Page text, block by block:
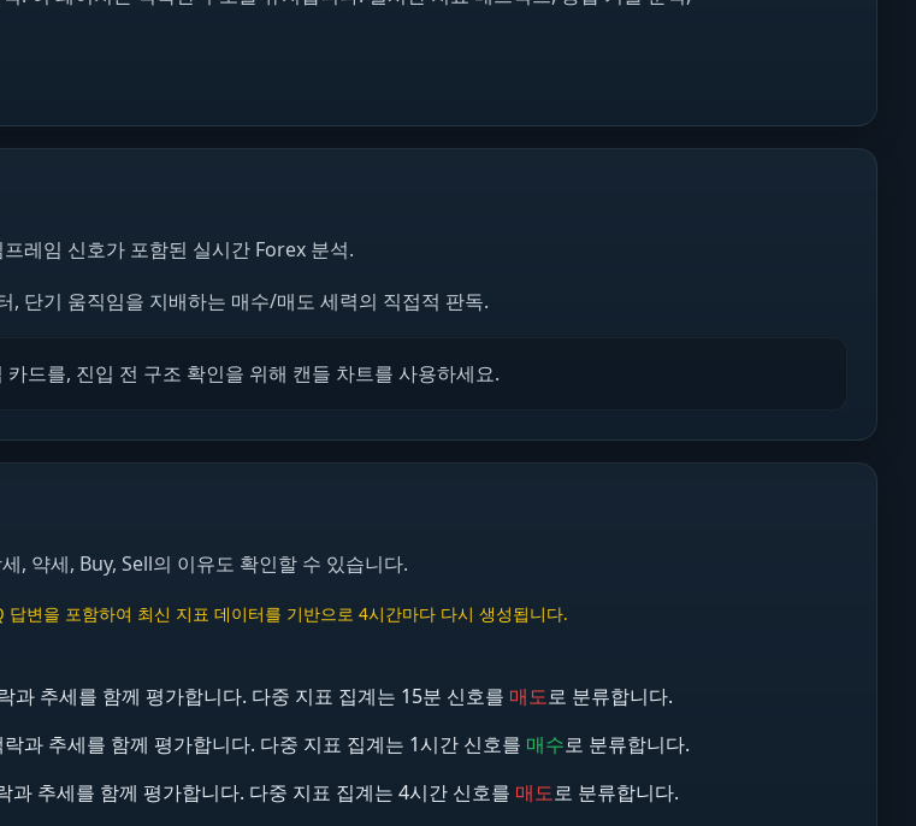
레임 신호가 포함된 실시간 Forex 분석.
, 단기 움직임을 지배하는 매수/매도 세력의 직접적 판독.
드를, 진입 전 구조 확인을 위해 캔들 차트를 사용하세요.
, 약세, Buy, Sell의 이유도 확인할 수 있습니다.
변을 포함하여 최신 지표 데이터를 기반으로 4시간마다 다시 생성됩니다.
과 추세를 함께 평가합니다. 다중 지표 집계는 15분 신호를 매도로 분류합니다.
과 추세를 함께 평가합니다. 다중 지표 집계는 1시간 신호를 매수로 분류합니다.
과 추세를 함께 평가합니다. 다중 지표 집계는 4시간 신호를 매도로 분류합니다.